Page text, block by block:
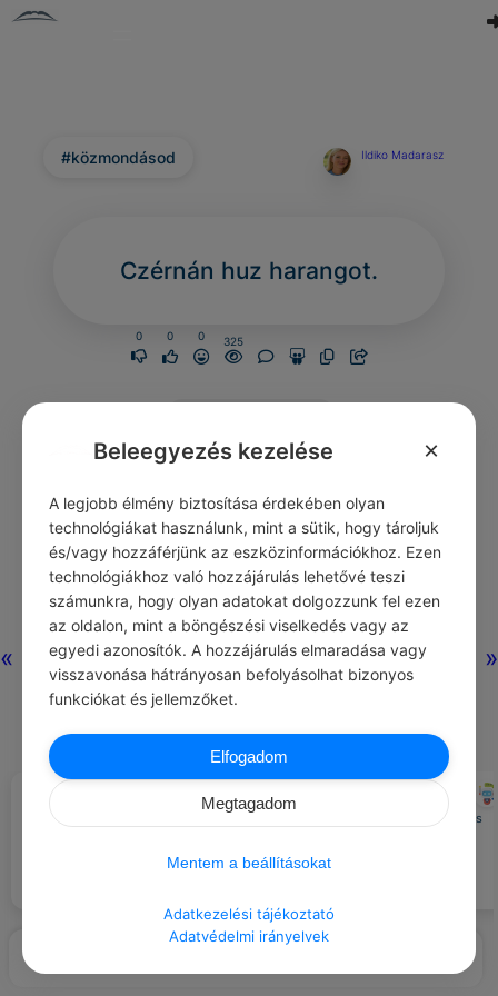
« »
#közmondásod Ildiko Madarasz
Czérnán huz harangot.
0 0 0 325
#IDÉZETEK VÉLEMÉNY
könnyű – és igen kellemes.
CHATGPT
Ne beszélj túl hangosan nyilvános
Beleegyezés kezelése ×
A legjobb élmény biztosítása érdekében olyan
technológiákat használunk, mint a sütik, hogy tároljuk
és/vagy hozzáférjünk az eszközinformációkhoz. Ezen
technológiákhoz való hozzájárulás lehetővé teszi
számunkra, hogy olyan adatokat dolgozzunk fel ezen
az oldalon, mint a böngészési viselkedés vagy az
egyedi azonosítók. A hozzájárulás elmaradása vagy
visszavonása hátrányosan befolyásolhat bizonyos
funkciókat és jellemzőket.
Elfogadom
Megtagadom
Mentem a beállításokat
Adatkezelési tájékoztató
Adatvédelmi irányelvek